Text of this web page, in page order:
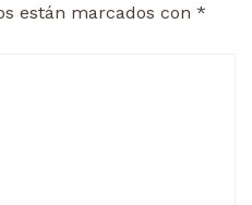
están marcados con *